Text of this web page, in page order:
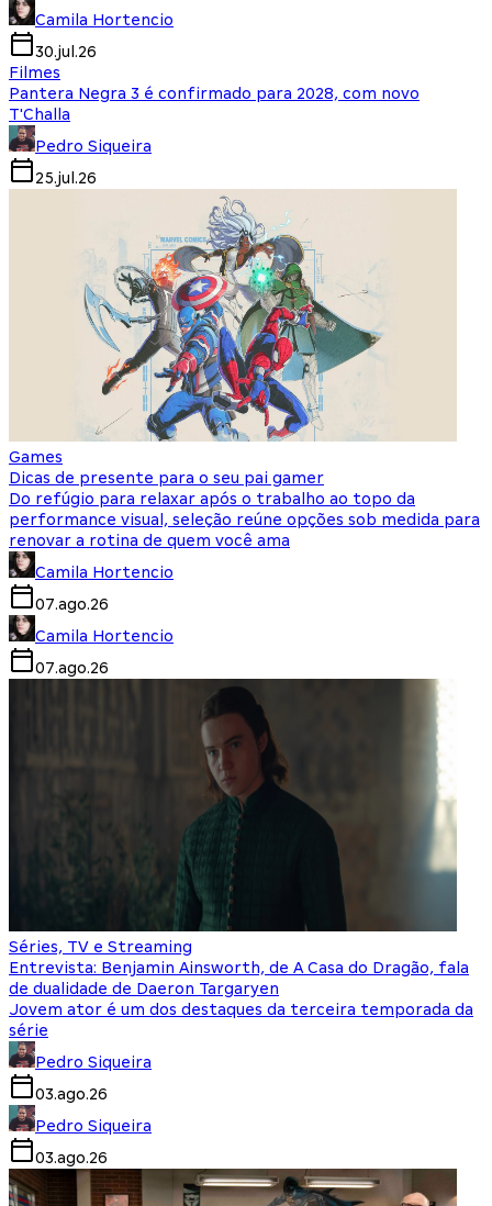
Camila Hortencio
30.jul.26
Filmes
Pantera Negra 3 é confirmado para 2028, com novo
T'Challa
Pedro Siqueira
25.jul.26
Games
Dicas de presente para o seu pai gamer
Do refúgio para relaxar após o trabalho ao topo da
performance visual, seleção reúne opções sob medida para
renovar a rotina de quem você ama
Camila Hortencio
07.ago.26
Camila Hortencio
07.ago.26
Séries, TV e Streaming
Entrevista: Benjamin Ainsworth, de A Casa do Dragão, fala
de dualidade de Daeron Targaryen
Jovem ator é um dos destaques da terceira temporada da
série
Pedro Siqueira
03.ago.26
Pedro Siqueira
03.ago.26